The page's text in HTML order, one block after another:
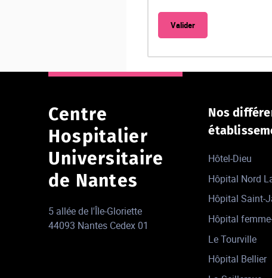
Centre
Hospitalier
Universitaire
de Nantes
5 allée de l'Île-Gloriette
44093 Nantes Cedex 01
Nos
Hôtel-Dieu
Hôpital Nord
Hôpital Saint-
Hôpital
Le Tourville
Hôpital Bellier